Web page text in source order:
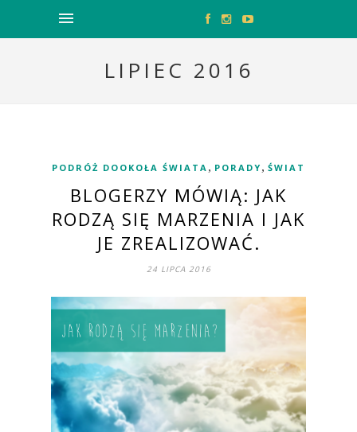
LIPIEC 2016
PODRÓŻ DOOKOŁA ŚWIATA , PORADY , ŚWIAT
BLOGERZY MÓWIĄ: JAK
RODZĄ SIĘ MARZENIA I JAK
JE ZREALIZOWAĆ.
24 LIPCA 2016